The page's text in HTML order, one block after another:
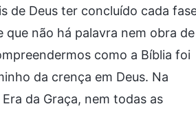
de Deus ter concluído cada
que não há palavra nem obra de
como a Bíblia foi
da crença em Deus. Na
da Graça, nem todas as